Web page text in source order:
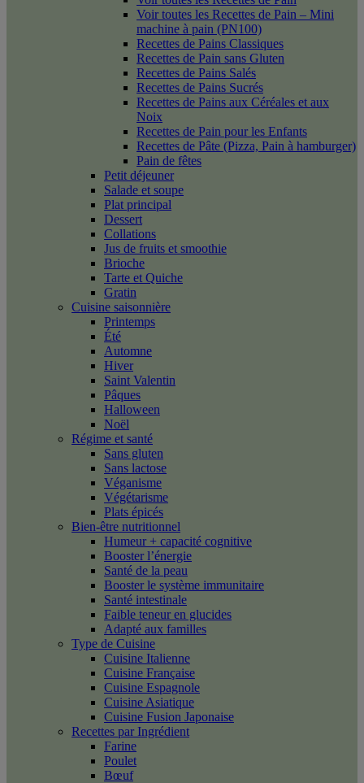
Voir toutes les Recettes de Pain – Mini
machine à pain (PN100)
Recettes de Pains Classiques
Recettes de Pain sans Gluten
Recettes de Pains Salés
Recettes de Pains Sucrés
Recettes de Pains aux Céréales et aux
Noix
Recettes de Pain pour les Enfants
Recettes de Pâte (Pizza, Pain à hamburger)
Pain de fêtes
Petit déjeuner
Salade et soupe
Plat principal
Dessert
Collations
Jus de fruits et smoothie
Brioche
Tarte et Quiche
Gratin
Cuisine saisonnière
Printemps
Été
Automne
Hiver
Saint Valentin
Pâques
Halloween
Noël
Régime et santé
Sans gluten
Sans lactose
Véganisme
Végétarisme
Plats épicés
Bien-être nutritionnel
Humeur + capacité cognitive
Booster l’énergie
Santé de la peau
Booster le système immunitaire
Santé intestinale
Faible teneur en glucides
Adapté aux familles
Type de Cuisine
Cuisine Italienne
Cuisine Française
Cuisine Espagnole
Cuisine Asiatique
Cuisine Fusion Japonaise
Recettes par Ingrédient
Farine
Poulet
Bœuf